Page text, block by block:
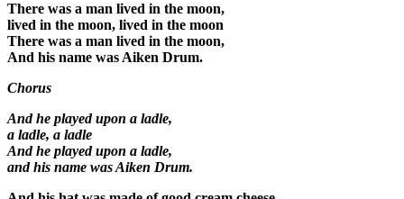
There was a man lived in the moon,
lived in the moon, lived in the moon
There was a man lived in the moon,
And his name was Aiken Drum.
Chorus
And he played upon a ladle,
a ladle, a ladle
And he played upon a ladle,
and his name was Aiken Drum.